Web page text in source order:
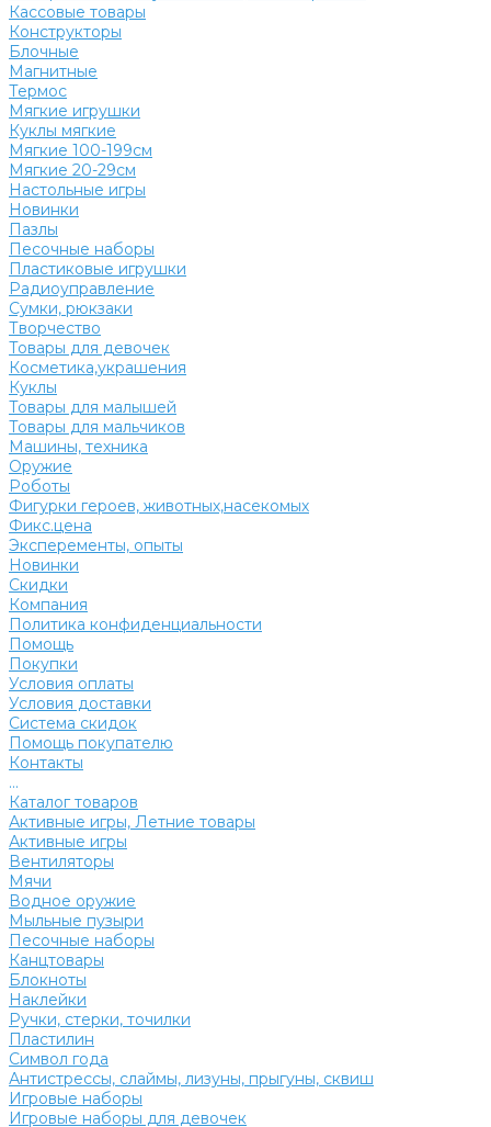
Кассовые товары
Конструкторы
Блочные
Магнитные
Термос
Мягкие игрушки
Куклы мягкие
Мягкие 100-199см
Мягкие 20-29см
Настольные игры
Новинки
Пазлы
Песочные наборы
Пластиковые игрушки
Радиоуправление
Сумки, рюкзаки
Творчество
Товары для девочек
Косметика,украшения
Куклы
Товары для малышей
Товары для мальчиков
Машины, техника
Оружие
Роботы
Фигурки героев, животных,насекомых
Фикс.цена
Эксперементы, опыты
Новинки
Скидки
Компания
Политика конфиденциальности
Помощь
Покупки
Условия оплаты
Условия доставки
Система скидок
Помощь покупателю
Контакты
...
Каталог товаров
Активные игры, Летние товары
Активные игры
Вентиляторы
Мячи
Водное оружие
Мыльные пузыри
Песочные наборы
Канцтовары
Блокноты
Наклейки
Ручки, стерки, точилки
Пластилин
Символ года
Антистрессы, слаймы, лизуны, прыгуны, сквиш
Игровые наборы
Игровые наборы для девочек